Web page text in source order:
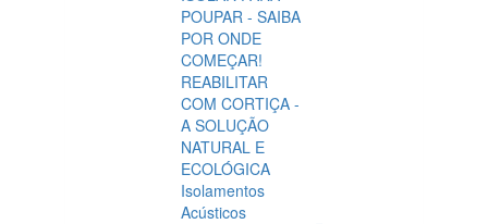
POUPAR - SAIBA
POR ONDE
COMEÇAR!
REABILITAR
COM CORTIÇA -
A SOLUÇÃO
NATURAL E
ECOLÓGICA
Isolamentos
Acústicos